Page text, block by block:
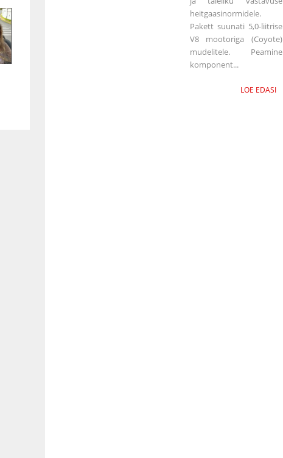
heitgaasinormidele.
Pakett suunati 5,0-liitrise
V8 mootoriga (Coyote)
mudelitele. Peamine
komponent...
LOE EDASI